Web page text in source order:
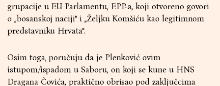
grupacije u EU Parlamentu, EPP-a, koji otvoreno govori
o „bosanskoj naciji“ i „Željku Komšiću kao legitimnom
predstavniku Hrvata“.
Osim toga, poručuju da je Plenković ovim
istupom/ispadom u Saboru, on koji se kune u HNS
Dragana Čovića, praktično obrisao pod zaključcima